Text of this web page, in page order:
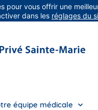
la vie
équipe médicale
pour vous offrir une
dans les réglages du